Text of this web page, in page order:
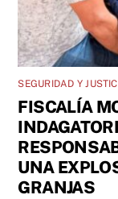
SEGURIDAD Y
FISCALÍA
UNA
GRANJAS